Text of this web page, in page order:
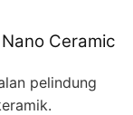
Ceramic
pelindung